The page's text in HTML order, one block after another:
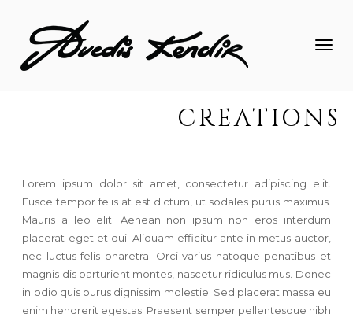
TOGGLE
CREATIONS
Lorem ipsum dolor sit amet, consectetur adipiscing elit.
Fusce tempor felis at est dictum, ut sodales purus maximus.
Mauris a leo elit. Aenean non ipsum non eros interdum
placerat eget et dui. Aliquam efficitur ante in metus auctor,
nec luctus felis pharetra. Orci varius natoque penatibus et
magnis dis parturient montes, nascetur ridiculus mus. Donec
in odio quis purus dignissim molestie. Sed placerat massa eu
enim hendrerit egestas. Praesent semper pellentesque nibh